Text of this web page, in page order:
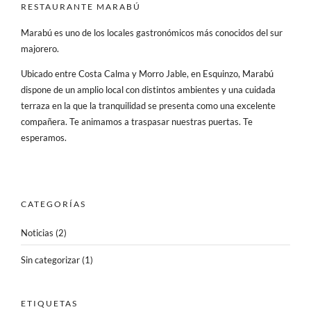
RESTAURANTE MARABÚ
Marabú es uno de los locales gastronómicos más conocidos del sur
majorero.
Ubicado entre Costa Calma y Morro Jable, en Esquinzo, Marabú
dispone de un amplio local con distintos ambientes y una cuidada
terraza en la que la tranquilidad se presenta como una excelente
compañera. Te animamos a traspasar nuestras puertas. Te
esperamos.
CATEGORÍAS
Noticias (2)
Sin categorizar (1)
ETIQUETAS